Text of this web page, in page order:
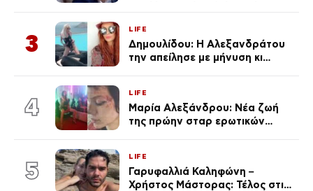
3
LIFE
Δημουλίδου: Η Αλεξανδράτου
την απείλησε με μήνυση κι
ποια είσαι σοκαρίστικα»
4
LIFE
Μαρία Αλεξάνδρου: Νέα ζωή
της πρώην σταρ ερωτικών
(Φωτογραφίες)
5
LIFE
Γαρυφαλλιά Καληφώνη –
Χρήστος Μάστορας: Τέλος στις